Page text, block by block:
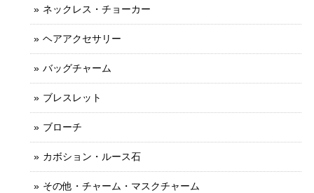
ネックレス・チョーカー
ヘアアクセサリー
バッグチャーム
ブレスレット
ブローチ
カボション・ルース石
その他・チャーム・マスクチャーム